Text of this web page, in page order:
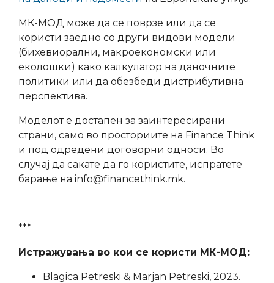
МК-МОД може да се поврзе или да се
користи заедно со други видови модели
(бихевиорални, макроекономски или
еколошки) како калкулатор на даночните
политики или да обезбеди дистрибутивна
перспектива.
Моделот е достапен за заинтересирани
страни, само во просториите на Finance Think
и под одредени договорни односи. Во
случај да сакате да го користите, испратете
барање на info@financethink.mk.
***
Истражувања во кои се користи МК-МОД:
Blagica Petreski & Marjan Petreski, 2023.